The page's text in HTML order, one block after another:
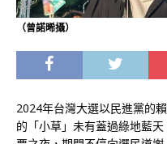
（曾諾晞攝）
2024年台灣大選以民進黨的
的「小草」未有蓋過綠地藍